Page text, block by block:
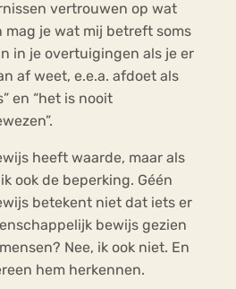
vertrouwen op wat
mag je wat mij betreft soms
in je overtuigingen als je er
af weet, e.e.a. afdoet als
en “het is nooit
heeft waarde, maar als
ook de beperking. Géén
betekent niet dat iets er
bewijs gezien
Nee, ik ook niet. En
hem herkennen.